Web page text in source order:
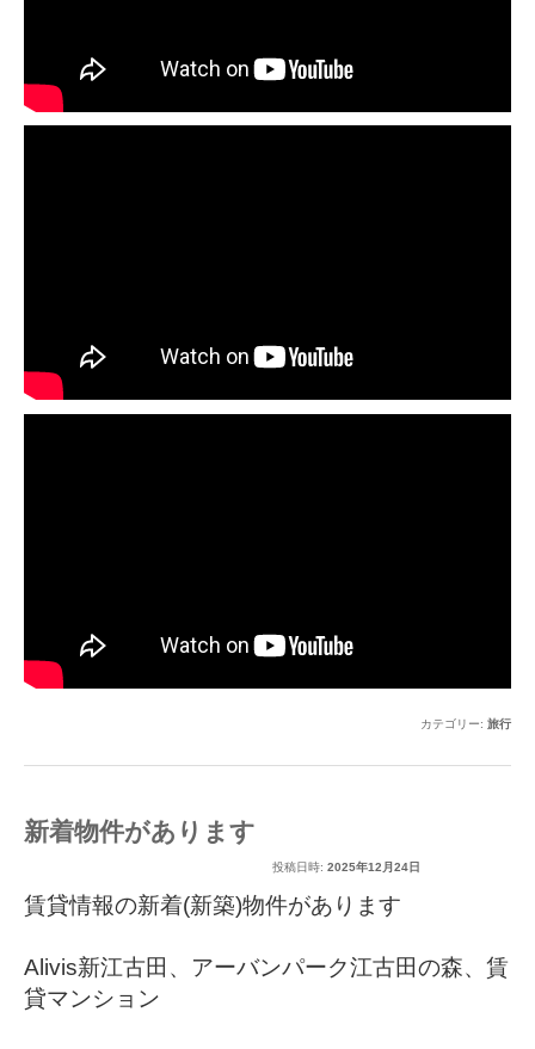
カテゴリー: 旅行
新着物件があります
投稿日時: 2025年12月24日
賃貸情報の新着(新築)物件があります
Alivis新江古田 、 アーバンパーク江古田の森、 賃
貸マンション